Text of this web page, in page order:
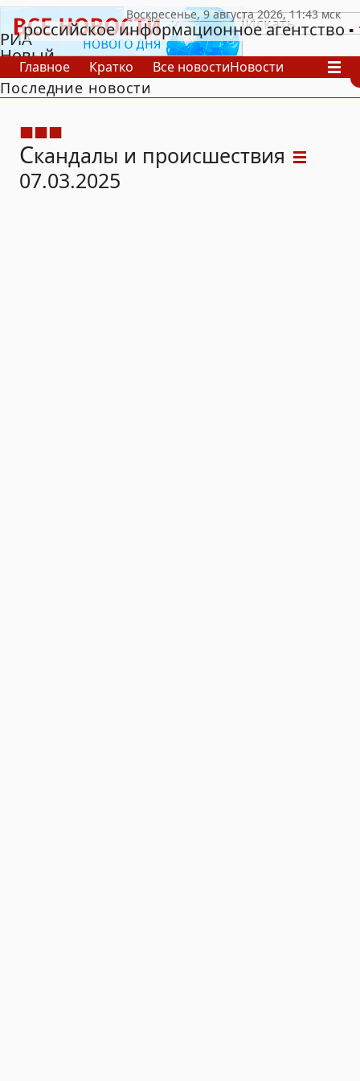
РИА
Новый
День
российское информационное агентство
Главное Кратко Все новостиНовости
В России
В мире
Последние новости
Скандалы и происшествия
07.03.2025